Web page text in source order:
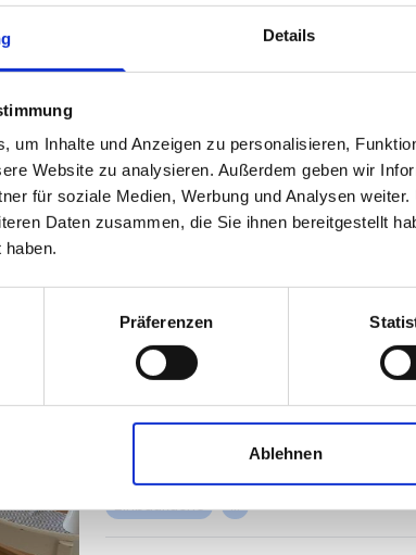
Details
um Inhalte und Anzeigen zu personalisieren,
Website zu analysieren. Außerdem geben wir
für soziale Medien, Werbung und Analysen
Daten zusammen, die Sie ihnen bereitgestellt
Präferenzen
Ablehnen
Stilvoll modernisierte
Ferienimmobilie in ruhiger Lage
Grömitz
23743 Grömitz
WohnflächeZi.
Einbauküche ...